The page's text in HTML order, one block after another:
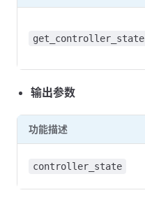
get_controller_state
输出参数
功能描述
controller_state